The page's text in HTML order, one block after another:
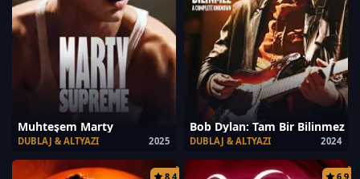
Muhteşem Marty
2025
DUBLAJ & ALTYAZI
Bob Dylan: Tam Bir Bilinmez
2024
DUBLAJ & ALTYAZI
8.4 6.9